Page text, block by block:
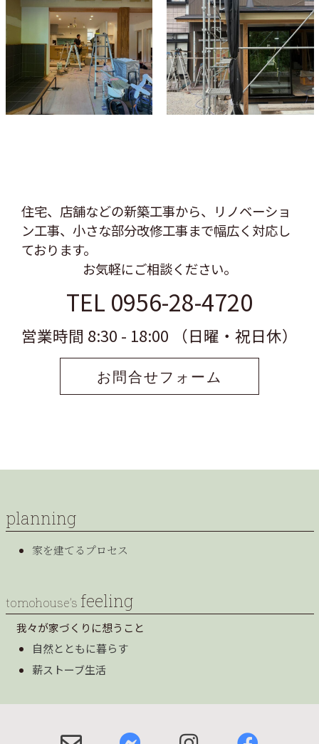
住宅、店舗などの新築工事から、リノベーショ
ン工事、 小さな部分改修工事まで幅広く対応し
ております。
お気軽にご相談ください。
TEL 0956-28-4720
営業時間 8:30 - 18:00 （日曜・祝日休）
お問合せフォーム
planning
家を建てるプロセス
tomohouse’s feeling
我々が家づくりに想うこと
自然とともに暮らす
薪ストーブ生活